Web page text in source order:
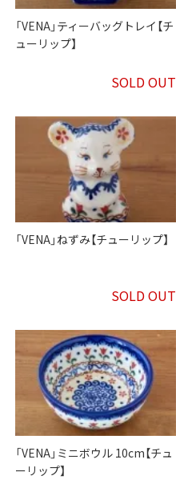
「VENA」ティーバッグトレイ【チ
ューリップ】
SOLD OUT
「VENA」ねずみ【チューリップ】
SOLD OUT
「VENA」ミニボウル 10cm【チュ
ーリップ】